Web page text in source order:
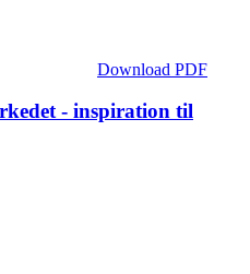
Download PDF
- inspiration til